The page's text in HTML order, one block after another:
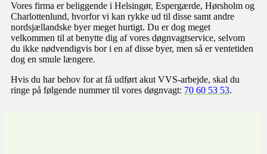
Vores firma er beliggende i Helsingør, Espergærde, Hørsholm og
Charlottenlund, hvorfor vi kan rykke ud til disse samt andre
nordsjællandske byer meget hurtigt. Du er dog meget
velkommen til at benytte dig af vores døgnvagtservice, selvom
du ikke nødvendigvis bor i en af disse byer, men så er ventetiden
dog en smule længere.​
Hvis du har behov for at få udført akut VVS-arbejde, skal du
ringe på følgende nummer til vores døgnvagt: 70 60 53 53.